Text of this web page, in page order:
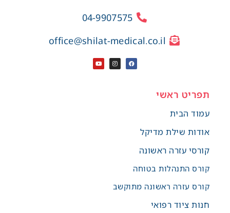
04-9907575
office@shilat-medical.co.il
תפריט ראשי
עמוד הבית
אודות שילת מדיקל
קורסי עזרה ראשונה
קורס התנהלות בטוחה
קורס עזרה ראשונה מתוקשב
חנות ציוד רפואי